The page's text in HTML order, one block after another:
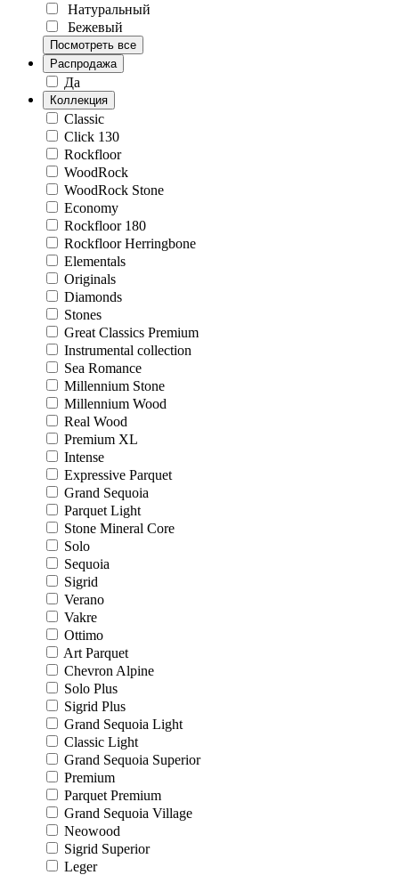
Натуральный
Бежевый
Посмотреть все
Распродажа
Да
Коллекция
Classic
Click 130
Rockfloor
WoodRock
WoodRock Stone
Economy
Rockfloor 180
Rockfloor Herringbone
Elementals
Originals
Diamonds
Stones
Great Classics Premium
Instrumental collection
Sea Romance
Millennium Stone
Millennium Wood
Real Wood
Premium XL
Intense
Expressive Parquet
Grand Sequoia
Parquet Light
Stone Mineral Core
Solo
Sequoia
Sigrid
Verano
Vakre
Ottimo
Art Parquet
Chevron Alpine
Solo Plus
Sigrid Plus
Grand Sequoia Light
Classic Light
Grand Sequoia Superior
Premium
Parquet Premium
Grand Sequoia Village
Neowood
Sigrid Superior
Leger